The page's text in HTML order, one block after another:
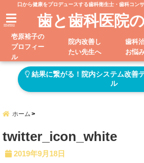
口から健康をプロデュースする歯科衛生士・歯科コ
menu 歯と歯科医院
壱原裕子の
プロフィー
ル
院内改善し
たい先生へ
歯科
お悩
結果に繋がる！院内システム改善
ル
ホーム
twitter_icon_white
2019年9月18日